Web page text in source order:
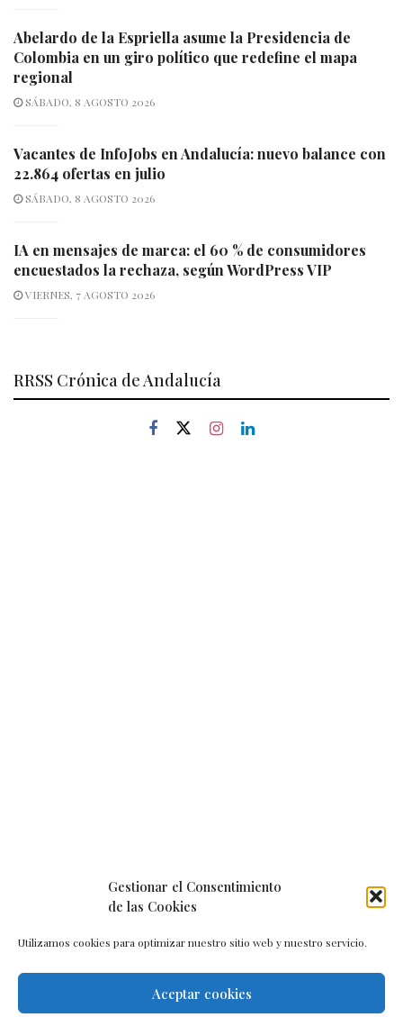
Gestionar el Consentimiento
de las Cookies
Utilizamos cookies para optimizar nuestro sitio web y nuestro servicio.
Aceptar cookies
Abelardo de la Espriella asume la Presidencia de
Colombia en un giro político que redefine el mapa
regional
SÁBADO, 8 AGOSTO 2026
Vacantes de InfoJobs en Andalucía: nuevo balance con
22.864 ofertas en julio
SÁBADO, 8 AGOSTO 2026
IA en mensajes de marca: el 60 % de consumidores
encuestados la rechaza, según WordPress VIP
VIERNES, 7 AGOSTO 2026
RRSS Crónica de Andalucía